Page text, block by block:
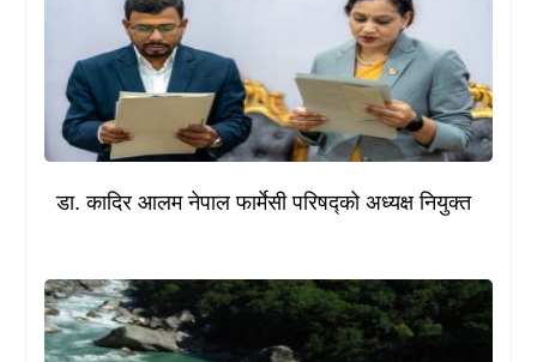
डा. कादिर आलम नेपाल फार्मेसी परिषद्को अध्यक्ष नियुक्त